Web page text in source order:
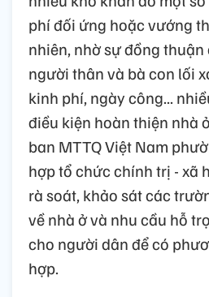
phí đối ứng hoặc vướng
nhiên, nhờ sự đồng
người thân và bà con lối
kinh phí, ngày công...
điều kiện hoàn thiện nhà
ban MTTQ Việt Nam
hợp tổ chức chính trị - xã
rà soát, khảo sát các
về nhà ở và nhu cầu hỗ
cho người dân để có
hợp.